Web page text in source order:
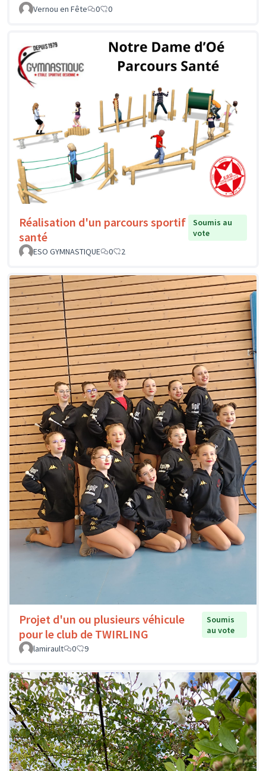
Vernou en Fête 0 0
Réalisation d'un parcours sportif
santé
Soumis au
vote
ESO GYMNASTIQUE
0 2
Projet d'un ou plusieurs véhicule
pour le club de TWIRLING
Soumis
au vote
lamirault
0 9